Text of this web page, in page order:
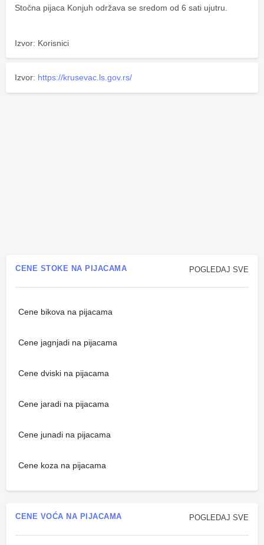
Stočna pijaca Konjuh održava se sredom od 6 sati ujutru.
Izvor: Korisnici
Izvor: https://krusevac.ls.gov.rs/
POGLEDAJ SVE
CENE STOKE NA PIJACAMA
Cene bikova na pijacama
Cene jagnjadi na pijacama
Cene dviski na pijacama
Cene jaradi na pijacama
Cene junadi na pijacama
Cene koza na pijacama
POGLEDAJ SVE
CENE VOĆA NA PIJACAMA